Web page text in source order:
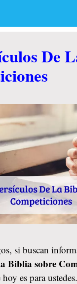
De
si buscan
Biblia sobre
es para